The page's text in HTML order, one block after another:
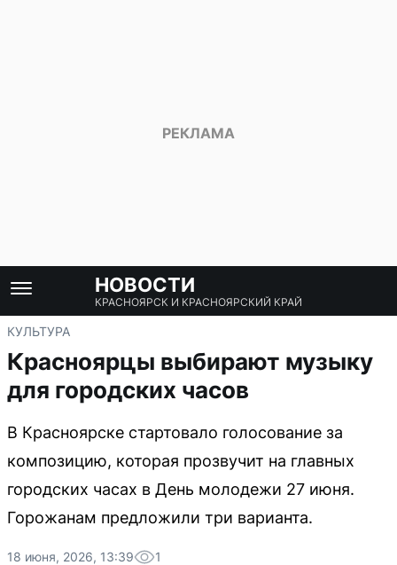
НОВОСТИ
КРАСНОЯРСК И КРАСНОЯРСКИЙ КРАЙ
КУЛЬТУРА
Красноярцы выбирают музыку
для городских часов
В Красноярске стартовало голосование за
композицию, которая прозвучит на главных
городских часах в День молодежи 27 июня.
Горожанам предложили три варианта.
18 июня, 2026, 13:39 1